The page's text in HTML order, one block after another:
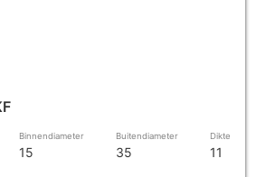
Binnendiameter
15
Buitendiameter
35
Dikte
11